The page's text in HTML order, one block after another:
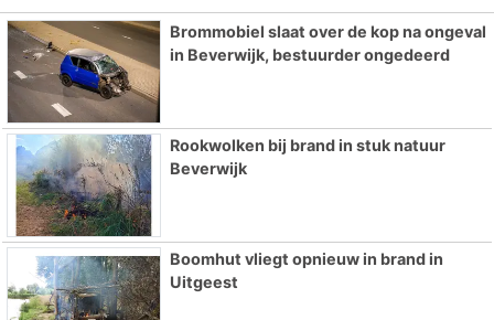
Brommobiel slaat over de kop na ongeval
in Beverwijk, bestuurder ongedeerd
Rookwolken bij brand in stuk natuur
Beverwijk
Boomhut vliegt opnieuw in brand in
Uitgeest